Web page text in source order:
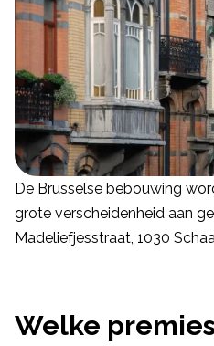
De Brusselse bebouwing
grote verscheidenheid aan
Madeliefjesstraat, 1030
Welke